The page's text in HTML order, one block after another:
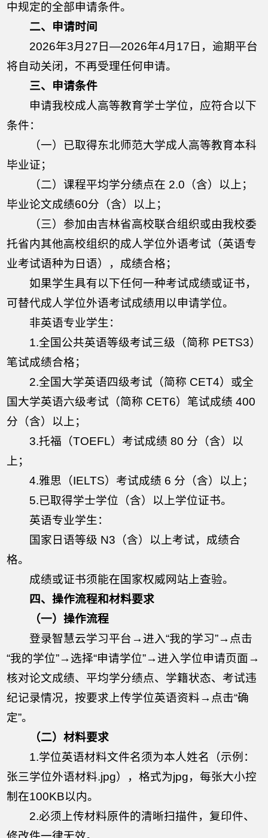
中规定的全部申请条件。
二、申请时间
2026年3月27日—2026年4月17日，逾期平台
将自动关闭，不再受理任何申请。
三、申请条件
申请我校成人高等教育学士学位，应符合以下
条件：
（一）已取得东北师范大学成人高等教育本科
毕业证；
（二）课程平均学分绩点在 2.0（含）以上；
毕业论文成绩60分（含）以上；
（三）参加由吉林省高校联合组织或由我校委
托省内其他高校组织的成人学位外语考试（英语专
业考试语种为日语），成绩合格；
如果学生具有以下任何一种考试成绩或证书，
可替代成人学位外语考试成绩用以申请学位。
非英语专业学生：
1.全国公共英语等级考试三级（简称 PETS3）
笔试成绩合格；
2.全国大学英语四级考试（简称 CET4）或全
国大学英语六级考试（简称 CET6）笔试成绩 400
分（含）以上；
3.托福（TOEFL）考试成绩 80 分（含）以
上；
4.雅思（IELTS）考试成绩 6 分（含）以上；
5.已取得学士学位（含）以上学位证书。
英语专业学生：
国家日语等级 N3（含）以上考试，成绩合
格。
成绩或证书须能在国家权威网站上查验。
四、操作流程和材料要求
（一）操作流程
登录智慧云学习平台→进入“我的学习”→点击
“我的学位”→选择“申请学位”→进入学位申请页面→
核对论文成绩、平均学分绩点、学籍状态、考试违
纪记录情况，按要求上传学位英语资料→点击“确
定”。
（二）材料要求
1.学位英语材料文件名须为本人姓名（示例：
张三学位外语材料.jpg），格式为jpg，每张大小控
制在100KB以内。
2.必须上传材料原件的清晰扫描件，复印件、